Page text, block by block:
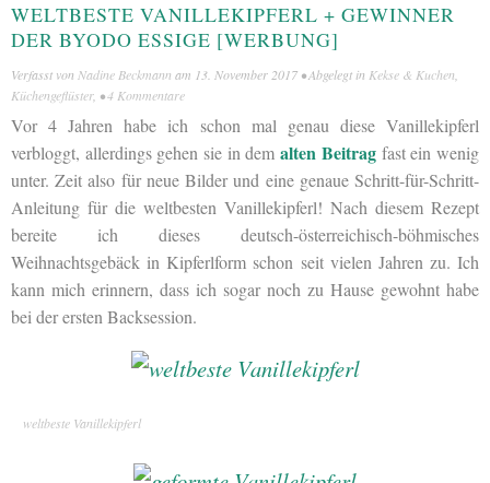
WELTBESTE VANILLEKIPFERL + GEWINNER
DER BYODO ESSIGE [WERBUNG]
Verfasst von Nadine Beckmann am 13. November 2017 • Abgelegt in Kekse & Kuchen
Küchengeflüster, •4 Kommentare
Vor 4 Jahren habe ich schon mal genau diese Vanillekipferl
verbloggt, allerdings gehen sie in demalten Beitragfast ein wenig
unter. Zeit also für neue Bilder und eine genaue Schritt-für-Schritt-
Anleitung für die weltbesten Vanillekipferl! Nach diesem Rezept
bereite ich dieses deutsch-österreichisch-böhmisches
Weihnachtsgebäck in Kipferlform schon seit vielen Jahren zu. Ich
kann mich erinnern, dass ich sogar noch zu Hause gewohnt habe
bei der ersten Backsession.
weltbeste Vanillekipferl